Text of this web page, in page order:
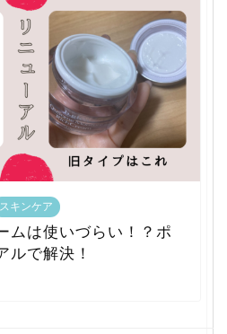
スキンケア
ムは使いづらい！？ポ
ルで解決！